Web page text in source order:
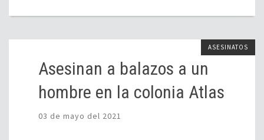
ASESINATOS
Asesinan a balazos a un
hombre en la colonia Atlas
03 de mayo del 2021